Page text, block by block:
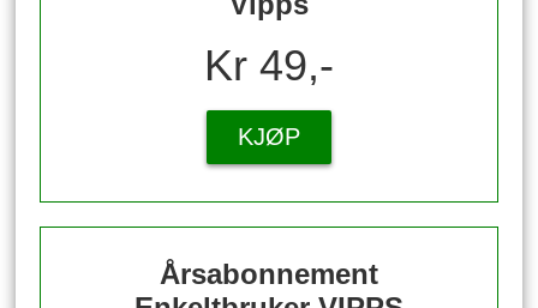
Kr 49,-
KJØP
Årsabonnement